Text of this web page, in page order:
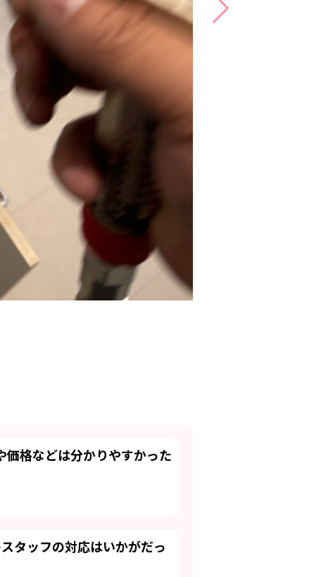
格などは分かりやすかった
タッフの対応はいかがだっ